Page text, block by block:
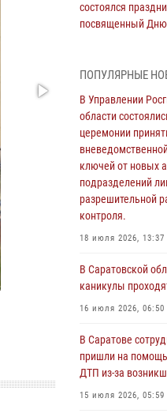
состоялся
посвященный
В Саратовской
Росгвардии
потерявшейся
21 июля 2026, 10:38
В Управлении
области
церемонии
ключей от новых
разрешительной
18 июля 2026, 13:37
В Саратовской
16 июля 2026, 06:50
ПОПУЛЯРНЫЕ
В Управлении
области
церемонии
ключей от новых
подразделений
разрешительной
контроля.
18 июля 2026, 13:37
В Саратовской
каникулы
16 июля 2026, 06:50
В Саратове
пришли на
ДТП из-за
15 июля 2026, 05:59